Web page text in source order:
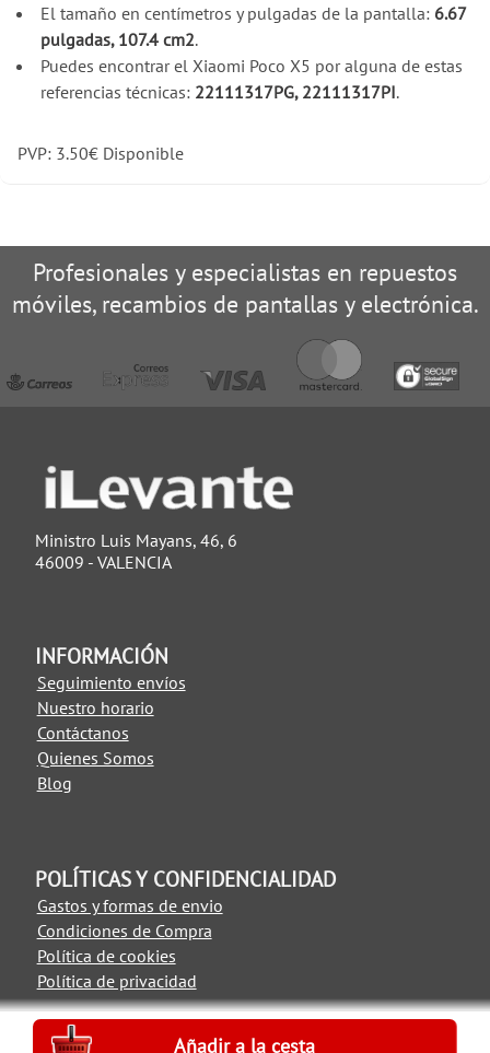
El tamaño en centímetros y pulgadas de la pantalla: 6.67
pulgadas, 107.4 cm2.
Puedes encontrar el Xiaomi Poco X5 por alguna de estas
referencias técnicas: 22111317PG, 22111317PI.
PVP: 3.50€ Disponible
Profesionales y especialistas en repuestos
móviles, recambios de pantallas y electrónica.
Ministro Luis Mayans, 46, 6
46009 - VALENCIA
INFORMACIÓN
Seguimiento envíos
Nuestro horario
Contáctanos
Quienes Somos
Blog
POLÍTICAS Y CONFIDENCIALIDAD
Gastos y formas de envio
Condiciones de Compra
Política de cookies
Política de privacidad